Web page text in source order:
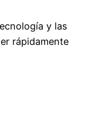
y las
rápidamente